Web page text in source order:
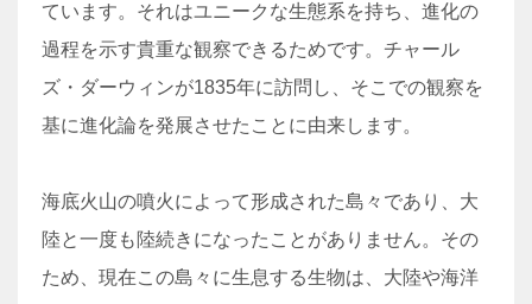
ています。それはユニークな生態系を持ち、進化の
過程を示す貴重な観察できるためです。チャール
ズ・ダーウィンが1835年に訪問し、そこでの観察を
基に進化論を発展させたことに由来します。
海底火山の噴火によって形成された島々であり、大
陸と一度も陸続きになったことがありません。その
ため、現在この島々に生息する生物は、大陸や海洋